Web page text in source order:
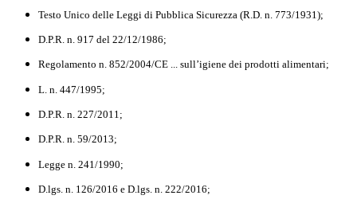
Testo Unico delle Leggi di Pubblica Sicurezza (R.D. n. 773/1931);
D.P.R. n. 917 del 22/12/1986;
Regolamento n. 852/2004/CE ... sull’igiene dei prodotti alimentari;
L. n. 447/1995;
D.P.R. n. 227/2011;
D.P.R. n. 59/2013;
Legge n. 241/1990;
D.lgs. n. 126/2016 e D.lgs. n. 222/2016;